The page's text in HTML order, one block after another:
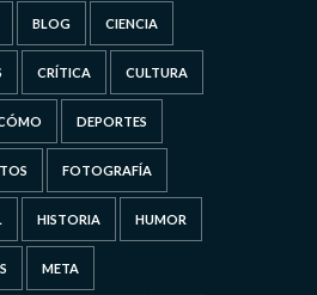
BLOG CIENCIA
CRÍTICA CULTURA
DEPORTES
FOTOGRAFÍA
HISTORIA HUMOR
META